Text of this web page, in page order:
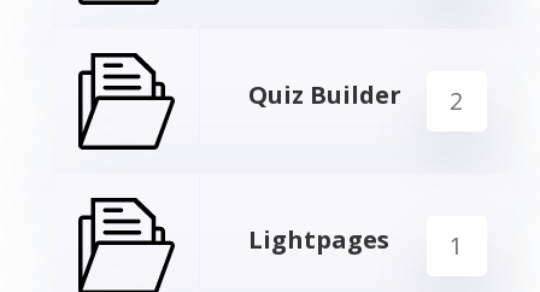
Quiz Builder 2
Lightpages 1